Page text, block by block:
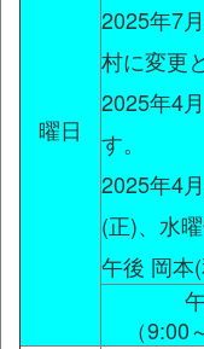
曜日
2025年7
村に変更
2025年4
す。
2025年4
(正)、水
午後 岡本
（9:00